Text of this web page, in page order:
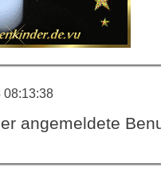
08:13:38
angemeldete